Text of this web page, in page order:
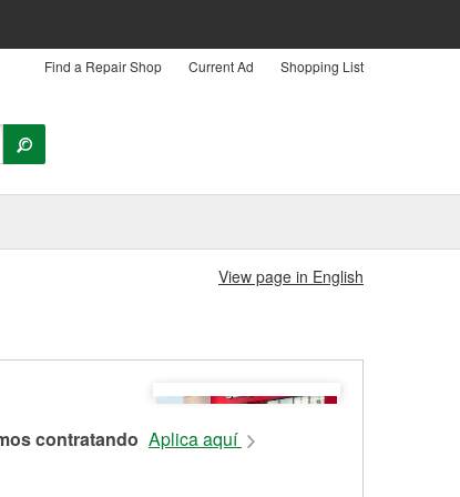
Find a Repair Shop Current Ad Shopping List
View page in English
contratando Aplica aquí